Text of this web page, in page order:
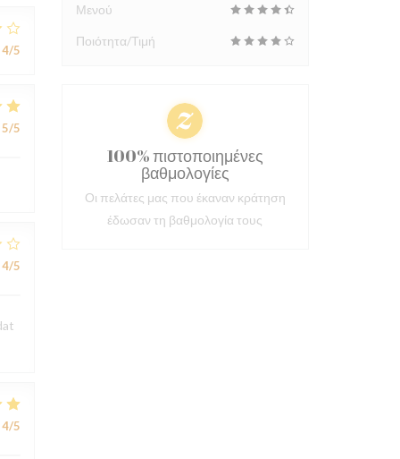
4/5
5/5
4/5
4/5
Μενού
Ποιότητα/Τιμή
100% πιστοποιημένες
βαθμολογίες
Οι πελάτες μας που έκαναν κράτηση
έδωσαν τη βαθμολογία τους